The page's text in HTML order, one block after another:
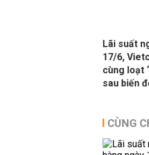
Lãi suất
17/6,
cùng loạt
sau biến
CÙNG